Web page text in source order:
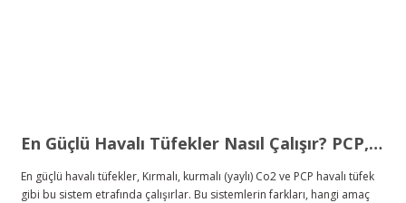
En Güçlü Havalı Tüfekler Nasıl Çalışır? PCP, Kırmalı, Kurmalı ve Co2
En güçlü havalı tüfekler, Kırmalı, kurmalı (yaylı) Co2 ve PCP havalı tüfek
gibi bu sistem etrafında çalışırlar. Bu sistemlerin farkları, hangi amaç